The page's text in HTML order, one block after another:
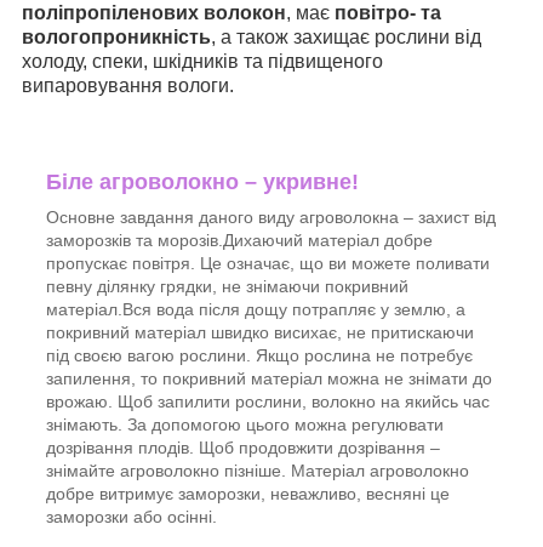
поліпропіленових волокон, має повітро- та
вологопроникність, а також захищає рослини від
холоду, спеки, шкідників та підвищеного
випаровування вологи.
Біле агроволокно – укривне!
Основне завдання даного виду агроволокна – захист від
заморозків та морозів.Дихаючий матеріал добре
пропускає повітря. Це означає, що ви можете поливати
певну ділянку грядки, не знімаючи покривний
матеріал.Вся вода після дощу потрапляє у землю, а
покривний матеріал швидко висихає, не притискаючи
під своєю вагою рослини. Якщо рослина не потребує
запилення, то покривний матеріал можна не знімати до
врожаю. Щоб запилити рослини, волокно на якийсь час
знімають. За допомогою цього можна регулювати
дозрівання плодів. Щоб продовжити дозрівання –
знімайте агроволокно пізніше. Матеріал агроволокно
добре витримує заморозки, неважливо, весняні це
заморозки або осінні.